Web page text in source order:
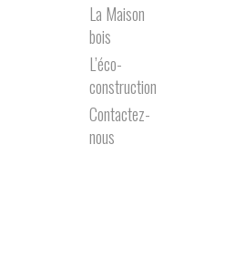
La Maison
bois
L’éco-
construction
Contactez-
nous